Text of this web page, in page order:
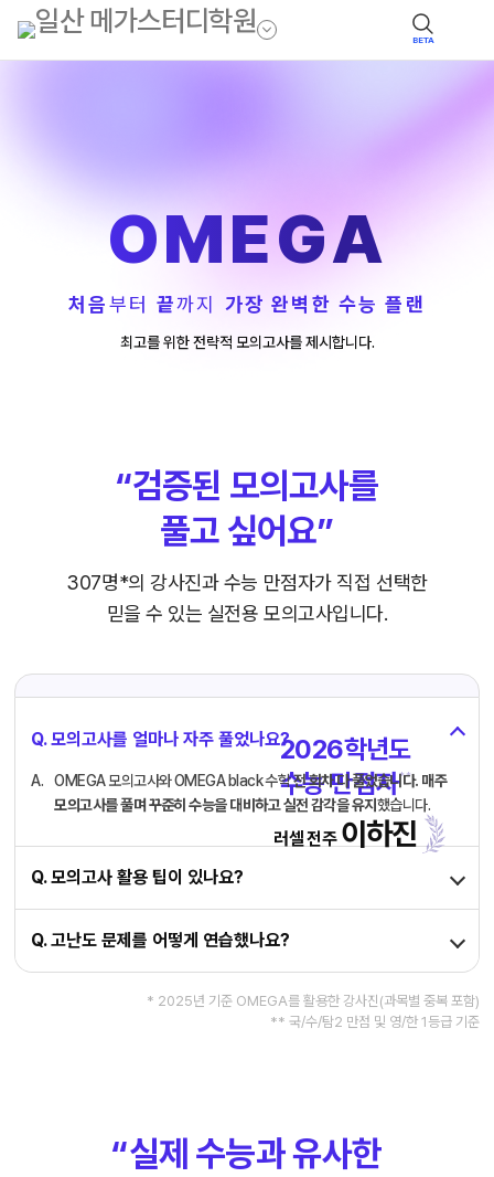
BETA
OMEGA
처음부터끝까지 가장 완벽한 수능 플랜
최고를 위한 전략적 모의고사를 제시합니다.
“검증된 모의고사를
풀고 싶어요”
307명*의 강사진과 수능 만점자가직접 선택한
믿을 수 있는 실전용 모의고사입니다.
2026학년도
수능 만점자* *
러셀 전주 이하진
Q. 모의고사를 얼마나 자주 풀었나요?
OMEGA 모의고사와 OMEGA black 수학전 회차 다 풀었습니다. 매주
모의고사를 풀며 꾸준히 수능을 대비하고 실전 감각을 유지했습니다.
Q. 모의고사 활용 팁이 있나요?
Q. 고난도 문제를 어떻게 연습했나요?
* 2025년 기준 OMEGA를 활용한 강사진(과목별 중복 포함)
** 국/수/탐2 만점 및 영/한 1등급 기준
“실제 수능과 유사한